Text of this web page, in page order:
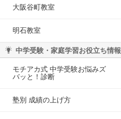
大阪谷町教室
明石教室
中学受験・家庭学習お役立ち情報
モチアカ式 中学受験お悩みズ
バッと！診断
塾別 成績の上げ方